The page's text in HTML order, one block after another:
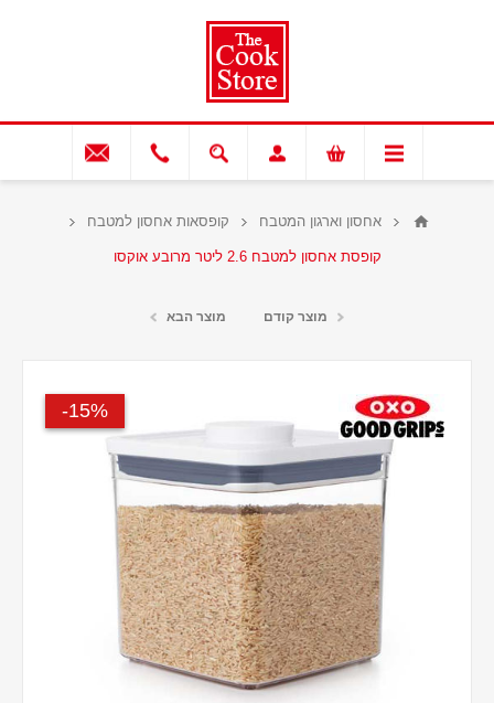
אחסון וארגון המטבח קופסאות אחסון למטבח
קופסת אחסון למטבח 2.6 ליטר מרובע אוקסו
מוצר קודם מוצר הבא
15%-